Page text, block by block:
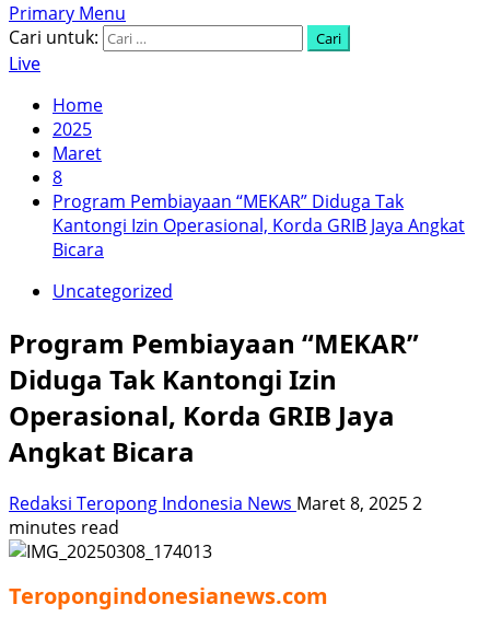
Primary Menu
Cari untuk:
Live
Home
2025
Maret
8
Program Pembiayaan “MEKAR” Diduga Tak
Kantongi Izin Operasional, Korda GRIB Jaya Angkat
Bicara
Uncategorized
Program Pembiayaan “MEKAR”
Diduga Tak Kantongi Izin
Operasional, Korda GRIB Jaya
Angkat Bicara
Redaksi Teropong Indonesia News Maret 8, 20252
minutes read
Teropongindonesianews.com